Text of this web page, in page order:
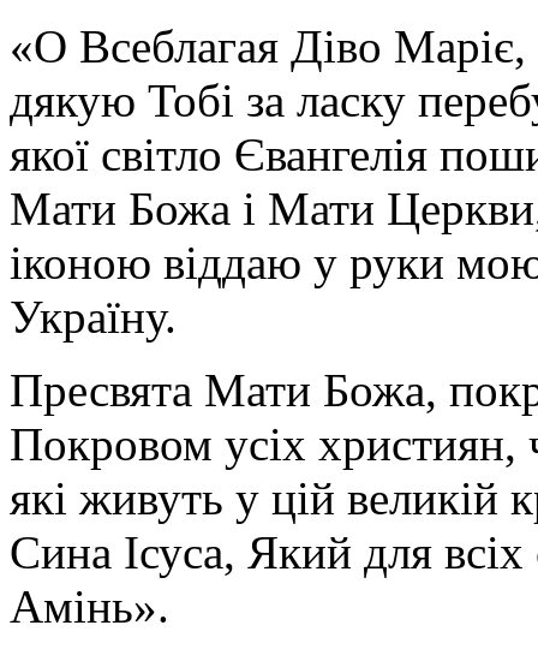
«О Всеблагая Діво
дякую Тобі за ласку
якої світло Євангелія
Мати Божа і Мати
іконою віддаю у руки
Україну.
Пресвята Мати Божа,
Покровом усіх християн,
які живуть у цій великій
Сина Ісуса, Який для
Амінь».